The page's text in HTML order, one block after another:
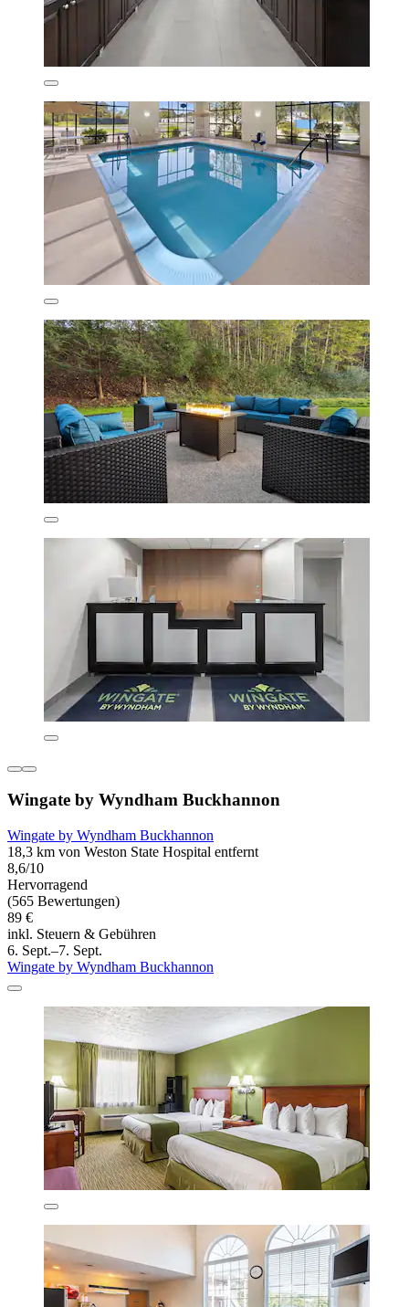
Wingate by Wyndham Buckhannon
Wingate by Wyndham Buckhannon
18,3 km von Weston State Hospital entfernt
8,6/10
Hervorragend
(565 Bewertungen)
89 €
inkl. Steuern & Gebühren
6. Sept.–7. Sept.
Wingate by Wyndham Buckhannon